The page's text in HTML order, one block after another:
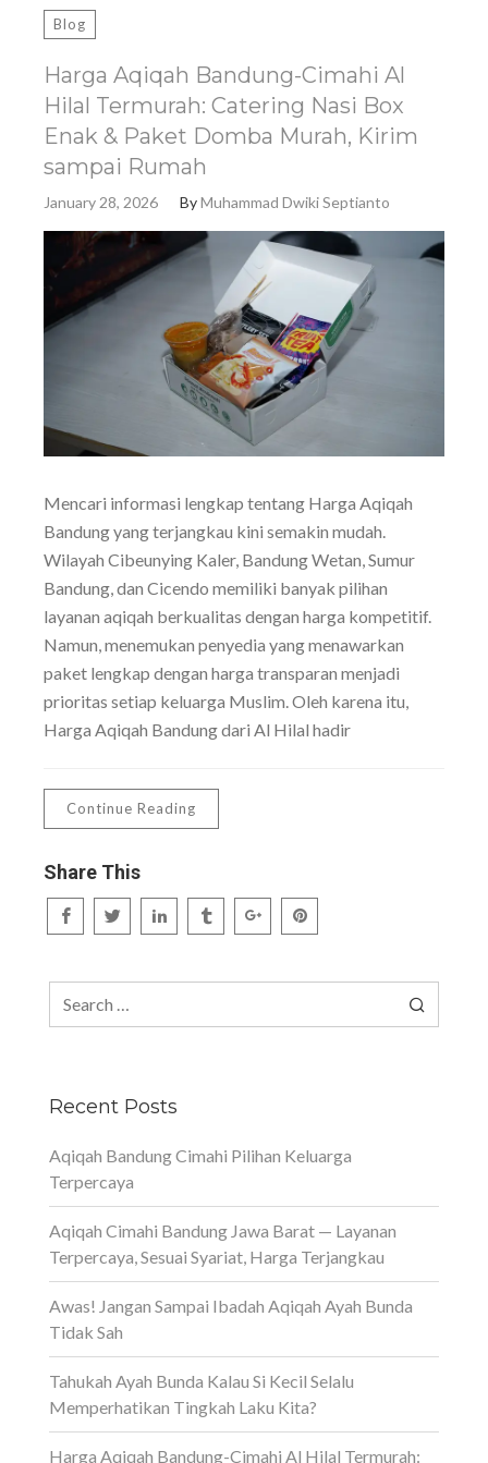
Blog
Harga Aqiqah Bandung-Cimahi Al
Hilal Termurah: Catering Nasi Box
Enak & Paket Domba Murah, Kirim
sampai Rumah
January 28, 2026 ByMuhammad Dwiki Septianto
Mencari informasi lengkap tentang Harga Aqiqah
Bandung yang terjangkau kini semakin mudah.
Wilayah Cibeunying Kaler, Bandung Wetan, Sumur
Bandung, dan Cicendo memiliki banyak pilihan
layanan aqiqah berkualitas dengan harga kompetitif.
Namun, menemukan penyedia yang menawarkan
paket lengkap dengan harga transparan menjadi
prioritas setiap keluarga Muslim. Oleh karena itu,
Harga Aqiqah Bandung dari Al Hilal hadir
Continue Reading
Share This
Recent Posts
Aqiqah Bandung Cimahi Pilihan Keluarga
Terpercaya
Aqiqah Cimahi Bandung Jawa Barat — Layanan
Terpercaya, Sesuai Syariat, Harga Terjangkau
Awas! Jangan Sampai Ibadah Aqiqah Ayah Bunda
Tidak Sah
Tahukah Ayah Bunda Kalau Si Kecil Selalu
Memperhatikan Tingkah Laku Kita?
Harga Aqiqah Bandung-Cimahi Al Hilal Termurah: